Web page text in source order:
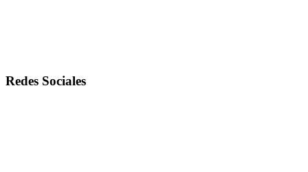
Redes Sociales